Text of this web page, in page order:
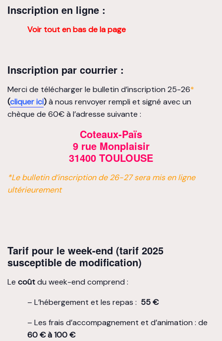
Inscription en ligne :
Voir tout en bas de la page
Inscription par courrier :
Merci de télécharger le bulletin d’inscription 25-26*
(cliquer ici)à nous renvoyer rempli et signé avec un
chèque de 60€ à l’adresse suivante :
Coteaux-Païs
9 rue Monplaisir
31400 TOULOUSE
*Le bulletin d’inscription de 26-27 sera mis en ligne
ultérieurement
Tarif pour le week-end (tarif 2025
susceptible de modification)
Le coûtdu week-end comprend :
– L’hébergement et les repas : 55 €
– Les frais d’accompagnement et d’animation : de
60 € à 100 €